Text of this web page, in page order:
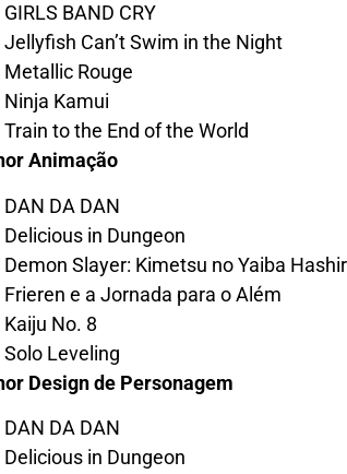
GIRLS BAND CRY
Jellyfish Can’t Swim in the Night
Metallic Rouge
Ninja Kamui
Train to the End of the World
Animação
DAN DA DAN
Delicious in Dungeon
Demon Slayer: Kimetsu no Yaiba
Frieren e a Jornada para o Além
Kaiju No. 8
Solo Leveling
Design de Personagem
DAN DA DAN
Delicious in Dungeon